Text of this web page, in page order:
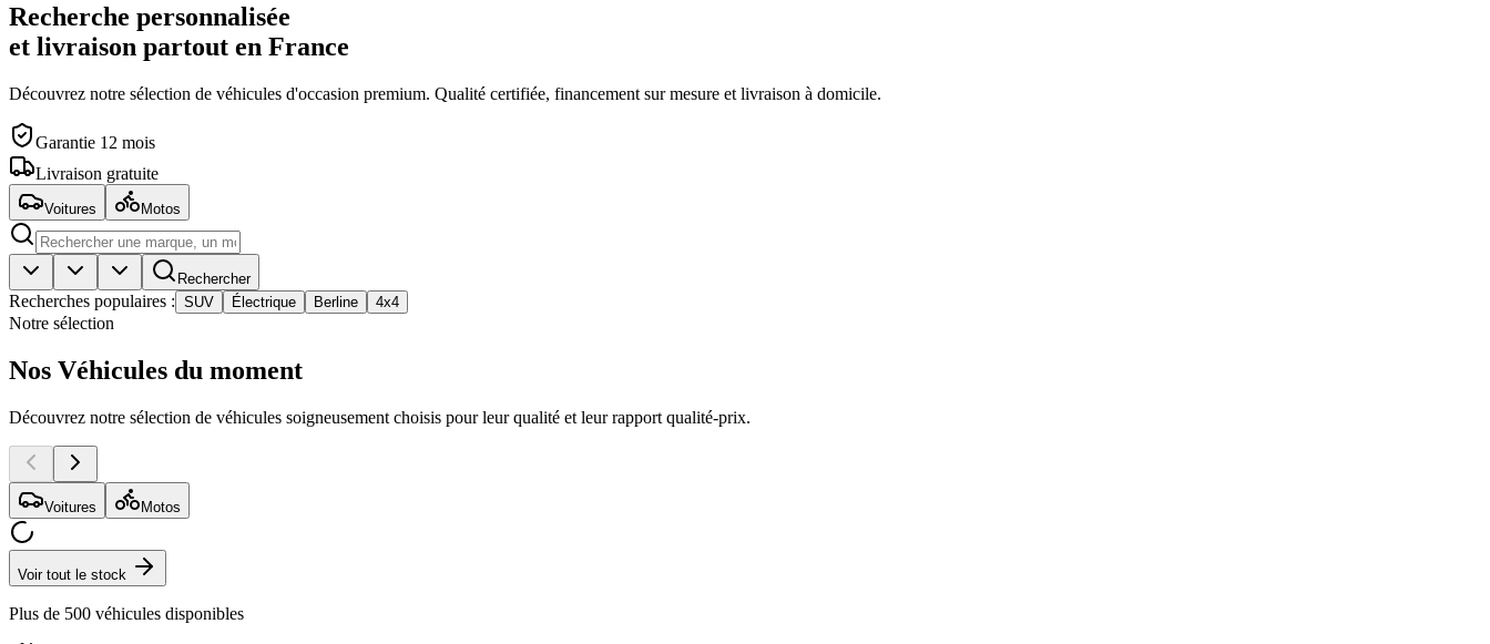
Recherche personnalisée
et livraison partout en France
Découvrez notre sélection de véhicules d'occasion premium. Qualité certifiée, financement sur mesure et livraison à domicile.
Garantie 12 mois
Livraison gratuite
Voitures Motos
Rechercher
Recherches populaires : SUV Électrique Berline 4x4
Notre sélection
Nos Véhicules du moment
Découvrez notre sélection de véhicules soigneusement choisis pour leur qualité et leur rapport qualité-prix.
Voitures Motos
Voir tout le stock
Plus de 500 véhicules disponibles